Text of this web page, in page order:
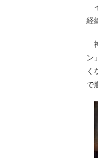
経
ン
く
で